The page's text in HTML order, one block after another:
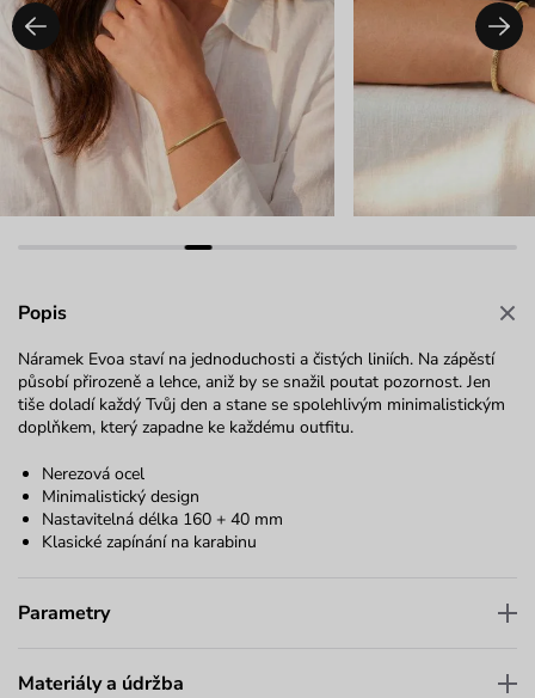
Popis
Náramek Evoa staví na jednoduchosti a čistých liniích. Na zápěstí
působí přirozeně a lehce, aniž by se snažil poutat pozornost. Jen
tiše doladí každý Tvůj den a stane se spolehlivým minimalistickým
doplňkem, který zapadne ke každému outfitu.
Nerezová ocel
Minimalistický design
Nastavitelná délka 160 + 40 mm
Klasické zapínání na karabinu
Parametry
Materiály a údržba